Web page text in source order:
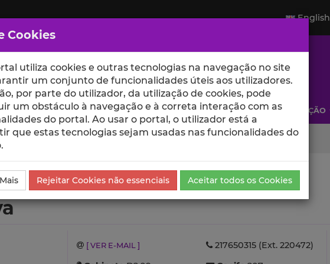
English
ESCOLAS UNIDADES INVESTIGAÇÃO
Atividades
[ VER E-MAIL ]
217650315 (Ext. 220472)
Cookies
utiliza cookies e outras tecnologias na navegação no site
um conjunto de funcionalidades úteis aos utilizadores.
por parte do utilizador, da utilização de cookies, pode
um obstáculo à navegação e à correta interação com as
do portal. Ao usar o portal, o utilizador está a
que estas tecnologias sejam usadas nas funcionalidades do
Rejeitar Cookies não essenciais Aceitar todos os Cookies